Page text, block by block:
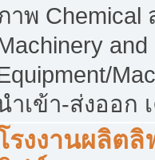
าพ Chemical
ำเข้า-ส่งออก
รงงานผลิต